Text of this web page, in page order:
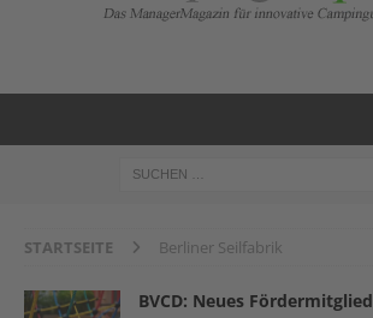
STARTSEITE Berliner Seilfabrik
BVCD: Neues Fördermitglied